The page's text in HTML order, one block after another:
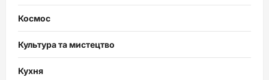
Космос
Культура та мистецтво
Кухня